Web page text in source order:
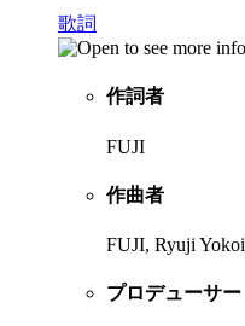
歌詞
作詞者
FUJI
作曲者
FUJI, Ryuji Yokoi
プロデューサー